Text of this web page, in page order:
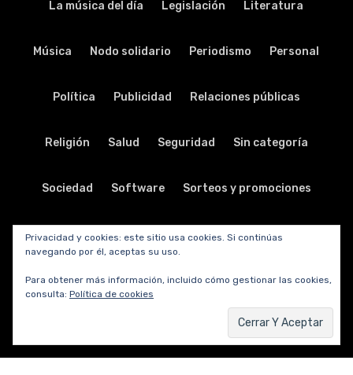
La música del día Legislación Literatura
Música Nodo solidario Periodismo Personal
Política Publicidad Relaciones públicas
Religión Salud Seguridad Sin categoría
Sociedad Software Sorteos y promociones
Tabletas Teatro Tecnología
Telecomunicaciones Telefonía Trabajo
Vida y viajes
Privacidad y cookies: este sitio usa cookies. Si continúas
navegando por él, aceptas su uso.
Para obtener más información, incluido cómo gestionar las cookies,
consulta: Política de cookies